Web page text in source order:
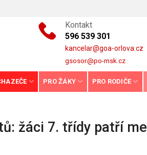
Kontakt
596 539 301
kancelar@goa-orlova.cz
gsosor@po-msk.cz
PRO ŽÁKY PRO RODIČE
žáci 7. třídy patří